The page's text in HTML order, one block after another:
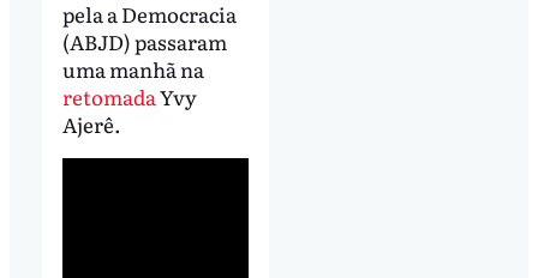
pela a Democracia
(ABJD) passaram
uma manhã na
retomadaYvy
Ajerê.